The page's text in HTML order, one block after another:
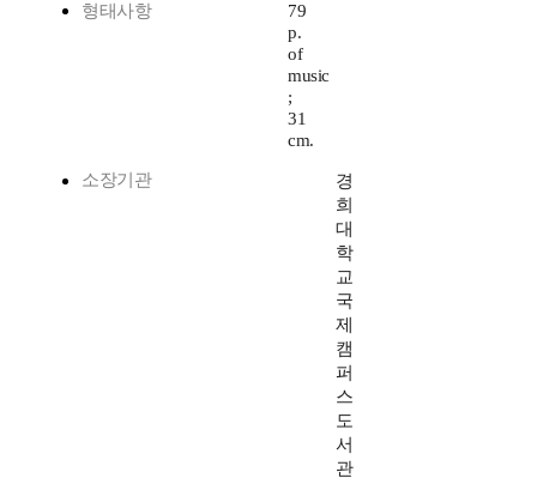
형태사항
79
p.
of
music
;
31
cm.
소장기관
경
희
대
학
교
국
제
캠
퍼
스
도
서
관